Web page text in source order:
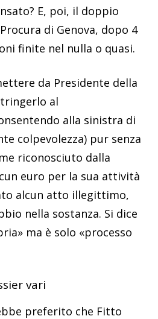
E, poi, il doppio
di Genova, dopo 4
finite nel nulla o quasi.
da Presidente della
al
alla sinistra di
colpevolezza) pur senza
riconosciuto dalla
euro per la sua attività
alcun atto illegittimo,
nella sostanza. Si dice
ma è solo «processo
vari
preferito che Fitto